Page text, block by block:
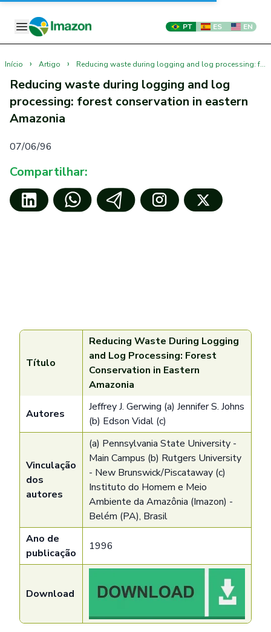
PT ES EN
Início › Artigo › Reducing waste during logging and log processing: forest conservation in eastern Amazonia
Reducing waste during logging and log
processing: forest conservation in eastern
Amazonia
07/06/96
Compartilhar:
Título
Reducing Waste During Logging
and Log Processing: Forest
Conservation in Eastern
Amazonia
Autores
Jeffrey J. Gerwing (a) Jennifer S. Johns
(b) Edson Vidal (c)
Vinculação
dos
autores
(a) Pennsylvania State University -
Main Campus (b) Rutgers University
- New Brunswick/Piscataway (c)
Instituto do Homem e Meio
Ambiente da Amazônia (Imazon) -
Belém (PA), Brasil
Ano de
publicação
1996
Download